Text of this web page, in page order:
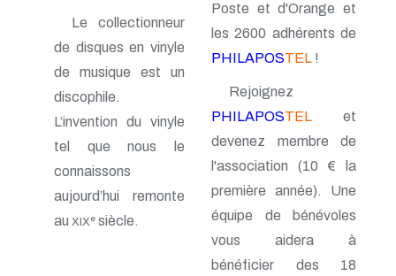
n° 52 - Juillet 1993
n° 50 - Janvier 1993
n° 49 - Octobre 1992
n° 48 - Juillet 1992
n° 47 - Avril 1992
n° 46 - Janvier 1992
n° 45 - Octobre 1991
n° 43 - Février 1991
n° 42 - 1990
n° 41 - 1990
Le collectionneur
de disques en vinyle
de musique est un
discophile.
L’invention du vinyle
tel que nous le
connaissons
aujourd’hui remonte
auXIXe siècle.
Poste et d'Orange et
les 2600 adhérents de
PHILAPOSTEL !
Rejoignez
PHILAPOSTEL et
devenez membre de
l'association (10 € la
première année). Une
équipe de bénévoles
vous aidera à
bénéficier des 18